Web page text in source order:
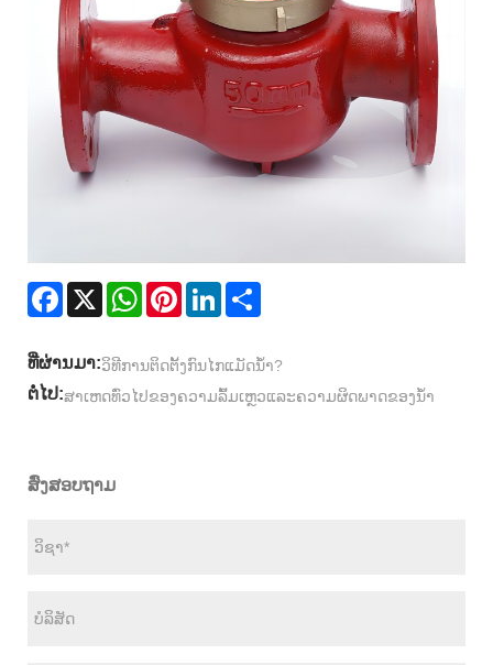
Facebook
X WhatsAppPinterestLinkedIn
ທີ່ຜ່ານມາ:ວິທີການຕິດຕັ້ງກົນໄກແມັດນ້ໍາ?
ຕໍ່ໄປ:ສາເຫດທົ່ວໄປຂອງຄວາມລົ້ມເຫຼວແລະຄວາມຜິດພາດຂອງນ້ໍາ
ສົ່ງສອບຖາມ